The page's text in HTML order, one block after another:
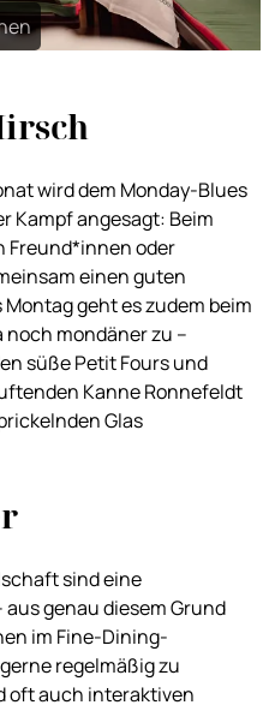
wird dem Monday-Blues
Kampf angesagt: Beim
Freund*innen oder
einen guten
geht es zudem beim
mondäner zu –
süße Petit Fours und
Kanne Ronnefeldt
Glas
sind eine
genau diesem Grund
im Fine-Dining-
regelmäßig zu
oft auch interaktiven